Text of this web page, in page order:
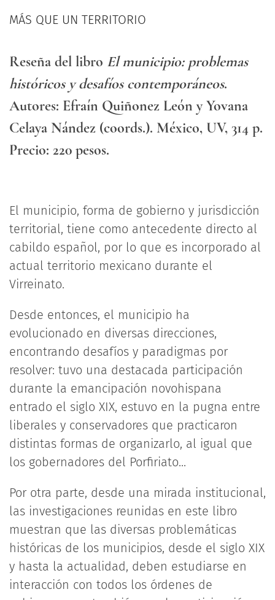
MÁS QUE UN TERRITORIO
Reseña del libro El municipio: problemas
históricos y desafíos contemporáneos.
Autores: Efraín Quiñonez León y Yovana
Celaya Nández (coords.). México, UV, 314 p.
Precio: 220 pesos.
El municipio, forma de gobierno y jurisdicción
territorial, tiene como antecedente directo al
cabildo español, por lo que es incorporado al
actual territorio mexicano durante el
Virreinato.
Desde entonces, el municipio ha
evolucionado en diversas direcciones,
encontrando desafíos y paradigmas por
resolver: tuvo una destacada participación
durante la emancipación novohispana
entrado el siglo XIX, estuvo en la pugna entre
liberales y conservadores que practicaron
distintas formas de organizarlo, al igual que
los gobernadores del Porfiriato...
Por otra parte, desde una mirada institucional,
las investigaciones reunidas en este libro
muestran que las diversas problemáticas
históricas de los municipios, desde el siglo XIX
y hasta la actualidad, deben estudiarse en
interacción con todos los órdenes de